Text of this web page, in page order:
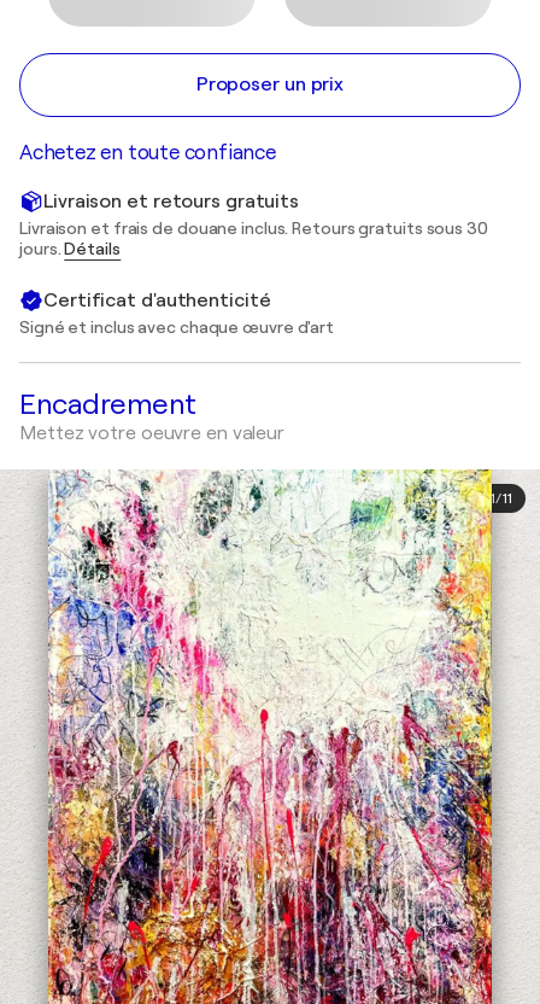
Proposer un prix
Achetez en toute confiance
Livraison et retours gratuits
Livraison et frais de douane inclus. Retours gratuits sous 30
jours.Détails
Certificat d'authenticité
Signé et inclus avec chaque œuvre d'art
Encadrement
Mettez votre oeuvre en valeur
1/11